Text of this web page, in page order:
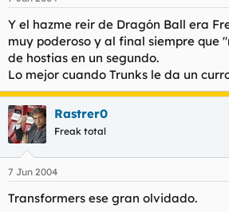
Y el hazme reir de Dragón Ball era
muy poderoso y al final siempre que
de hostias en un segundo.
Lo mejor cuando Trunks le da un
Rastrer0
Freak total
7 Jun 2004
Transformers ese gran olvidado.